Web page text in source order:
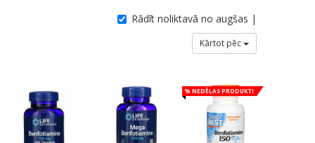
Rādīt noliktavā no augšas |
Kārtot pēc
% Nedēļas produkti